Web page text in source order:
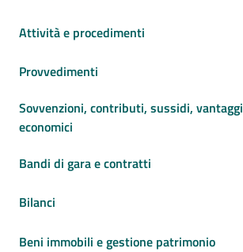
Attività e procedimenti
Provvedimenti
Sovvenzioni, contributi, sussidi, vantaggi
economici
Bandi di gara e contratti
Bilanci
Beni immobili e gestione patrimonio